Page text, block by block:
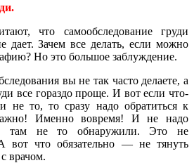
что самообследование груди
дает. Зачем все делать, если можно
Но это большое заблуждение.
вы не так часто делаете, а
все гораздо проще. И вот если что-
не то, то сразу надо обратиться к
Именно вовремя! И не надо
там не то обнаружили. Это не
вот что обязательно — не тянуть
врачом.